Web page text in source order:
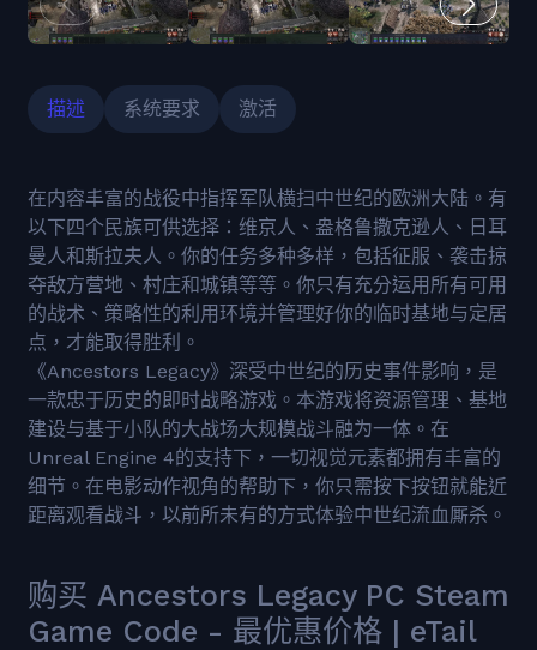
描述 系统要求 激活
在内容丰富的战役中指挥军队横扫中世纪的欧洲大陆。有
以下四个民族可供选择：维京人、盎格鲁撒克逊人、日耳
曼人和斯拉夫人。你的任务多种多样，包括征服、袭击掠
夺敌方营地、村庄和城镇等等。你只有充分运用所有可用
的战术、策略性的利用环境并管理好你的临时基地与定居
点，才能取得胜利。
《Ancestors Legacy》深受中世纪的历史事件影响，是
一款忠于历史的即时战略游戏。本游戏将资源管理、基地
建设与基于小队的大战场大规模战斗融为一体。在
Unreal Engine 4的支持下，一切视觉元素都拥有丰富的
细节。在电影动作视角的帮助下，你只需按下按钮就能近
距离观看战斗，以前所未有的方式体验中世纪流血厮杀。
购买 Ancestors Legacy PC Steam
Game Code - 最优惠价格 | eTail